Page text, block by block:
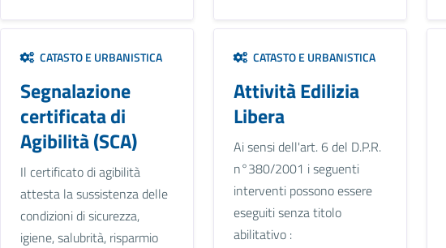
CATASTO E URBANISTICA
Segnalazione
certificata di
Agibilità (SCA)
Il certificato di agibilità
attesta la sussistenza delle
condizioni di sicurezza,
igiene, salubrità, risparmio
CATASTO E URBANISTICA
Attività Edilizia
Libera
Ai sensi dell'art. 6 del D.P.R.
n°380/2001 i seguenti
interventi possono essere
eseguiti senza titolo
abilitativo :